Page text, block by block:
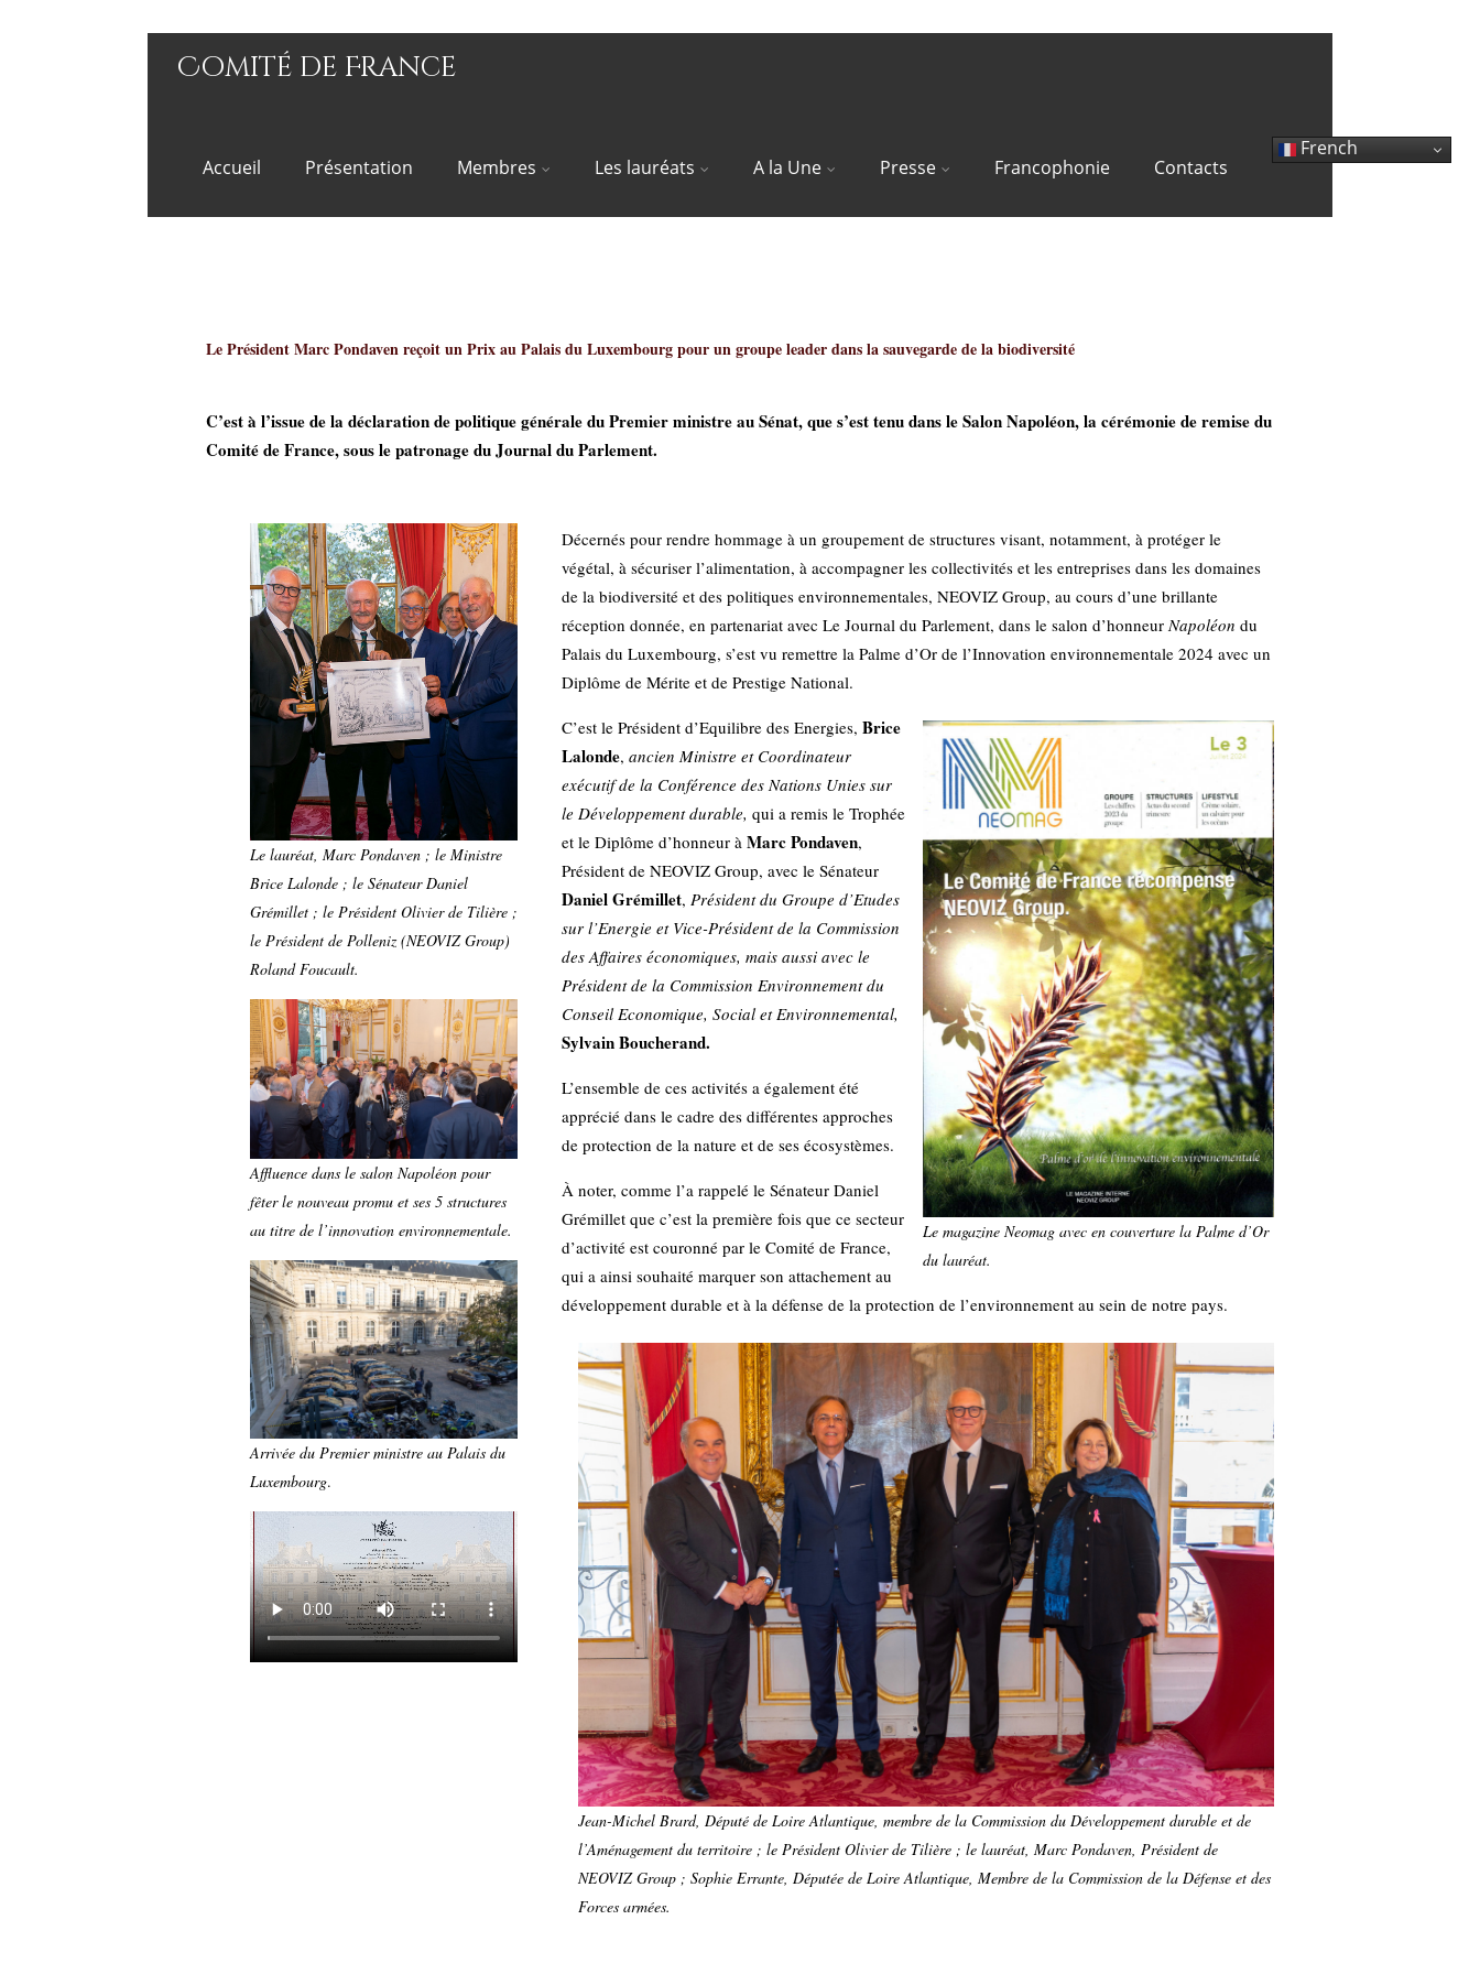
Comité de France
Accueil Présentation Membres Les lauréats A la Une Presse Francophonie Contacts
French
Le Président Marc Pondaven reçoit un Prixau Palais du Luxembourgpour un groupe leader dansla sauvegarde de la biodiversité
C’est à l’issue de la déclaration de politique générale du Premier ministre au Sénat, que s’est tenu dans le Salon Napoléon, la cérémonie de remise du
Comité de France, sous le patronage du Journal du Parlement.
Le lauréat, Marc Pondaven ; le Ministre
Brice Lalonde ; le Sénateur Daniel
Grémillet ; le Président Olivier de Tilière ;
le Président de Polleniz (NEOVIZ Group)
Roland Foucault.
Affluence dans le salon Napoléon pour
fêter le nouveau promu et ses 5 structures
au titre de l’innovation environnementale.
Arrivée du Premier ministre au Palais du
Luxembourg.
Décernés pour rendre hommage à un groupement de structures visant, notamment, à protéger le
végétal, à sécuriser l’alimentation, à accompagner les collectivités et les entreprises dans les domaines
de la biodiversité et des politiques environnementales, NEOVIZ Group, au cours d’une brillante
réception donnée, en partenariat avec Le Journal du Parlement, dans le salon d’honneurNapoléon du
Palais du Luxembourg, s’est vu remettre la Palme d’Or de l’Innovation environnementale 2024 avec un
Diplôme de Mérite et de Prestige National.
Le magazine Neomag avec en couverture la Palme d’Or
du lauréat.
C’est le Président d’Equilibre des Energies,Brice
Lalonde,ancien Ministre et Coordinateur
exécutif de la Conférence des Nations Unies sur
le Développement durable, qui a remis le Trophée
et le Diplôme d’honneur àMarc Pondaven,
Président de NEOVIZ Group, avec le Sénateur
Daniel Grémillet, Président du Groupe d’Etudes
sur l’Energie et Vice-Président de la Commission
des Affaires économiques, mais aussi avec le
Président de la Commission Environnement du
Conseil Economique, Social et Environnemental,
Sylvain Boucherand.
L’ensemble de ces activités a également été
apprécié dans le cadre des différentes approches
de protection de la nature et de ses écosystèmes.
À noter, comme l’a rappelé le Sénateur Daniel
Grémillet que c’est la première fois que ce secteur
d’activité est couronné par le Comité de France,
qui a ainsi souhaité marquer son attachement au
développement durable et à la défense de la protection de l’environnement au sein de notre pays.
Jean-Michel Brard, Député de Loire Atlantique, membre de la Commission du Développement durable et de
l’Aménagement du territoire ; le Président Olivier de Tilière ; le lauréat, Marc Pondaven, Président de
NEOVIZ Group ; Sophie Errante, Députée de Loire Atlantique, Membre de la Commission de la Défense et des
Forces armées.